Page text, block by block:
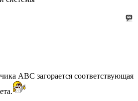
АВС загорается соответствующая